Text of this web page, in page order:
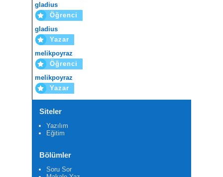
gladius
Öğrenci
gladius
Yazar
melikpoyraz
Öğrenci
melikpoyraz
Yazar
Siteler
Yazılım
Eğitim
Bölümler
Soru Sor